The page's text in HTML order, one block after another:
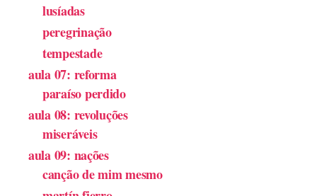
lusíadas
peregrinação
tempestade
aula 07: reforma
paraíso perdido
aula 08: revoluções
miseráveis
aula 09: nações
canção de mim mesmo